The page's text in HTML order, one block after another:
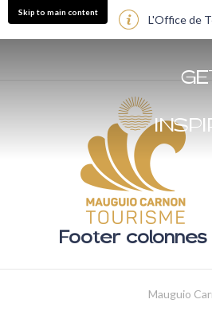
Skip to main content
L'Office de
GET
Footer colonnes
Mauguio